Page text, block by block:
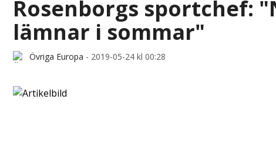
Rosenborgs sportchef:
lämnar i sommar"
Övriga Europa - 2019-05-24 kl 00:28